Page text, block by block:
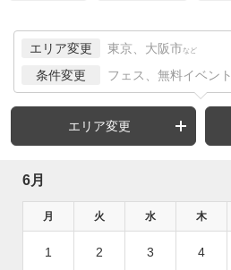
エリア変更 東京、大阪市 など
条件変更 フェス、無料イベント
エリア変更
6月
月 火 水 木
1 2 3 4